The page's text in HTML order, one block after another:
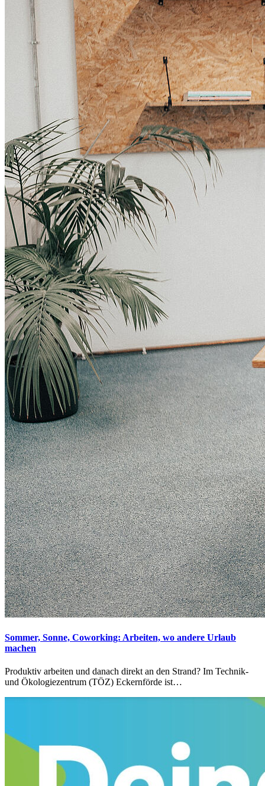
Sommer, Sonne, Coworking: Arbeiten, wo andere Urlaub
machen
Produktiv arbeiten und danach direkt an den Strand? Im Technik-
und Ökologiezentrum (TÖZ) Eckernförde ist…